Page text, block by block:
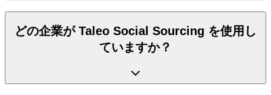
どの企業が Taleo Social Sourcing を使用し
ていますか？